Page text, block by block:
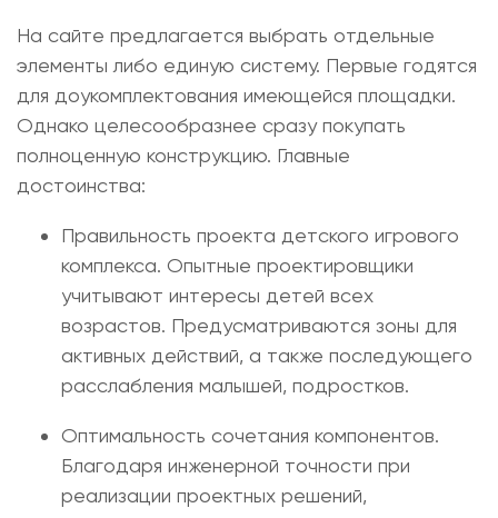
На сайте предлагается выбрать отдельные
элементы либо единую систему. Первые годятся
для доукомплектования имеющейся площадки.
Однако целесообразнее сразу покупать
полноценную конструкцию. Главные
достоинства:
Правильность проекта детского игрового
комплекса. Опытные проектировщики
учитывают интересы детей всех
возрастов. Предусматриваются зоны для
активных действий, а также последующего
расслабления малышей, подростков.
Оптимальность сочетания компонентов.
Благодаря инженерной точности при
реализации проектных решений,